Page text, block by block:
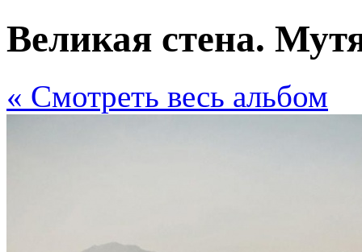
Великая стена.
« Cмотреть весь альбом